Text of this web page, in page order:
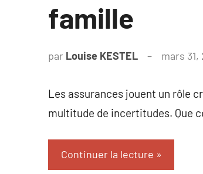
famille
par Louise KESTEL mars 31,
Les assurances jouent un rôle
multitude de incertitudes. Que
Continuer la lecture